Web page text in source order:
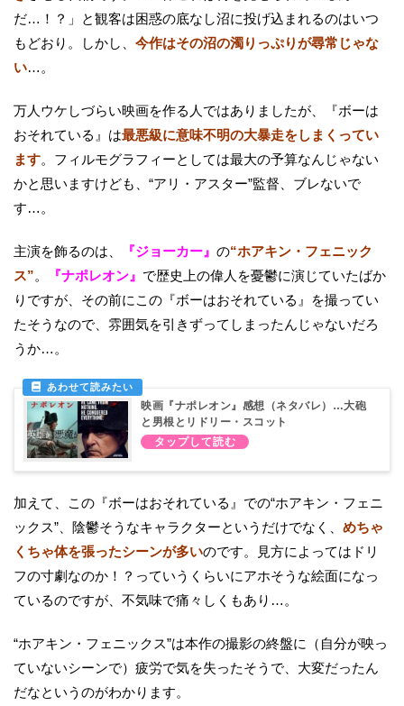
だ…！？」と観客は困惑の底なし沼に投げ込まれるのはいつ
もどおり。しかし、 今作はその沼の濁りっぷりが尋常じゃな
い…。
万人ウケしづらい映画を作る人ではありましたが、『ボーは
おそれている』は最悪級に意味不明の大暴走をしまくってい
ます。フィルモグラフィーとしては最大の予算なんじゃない
かと思いますけども、“アリ・アスター”監督、ブレないで
す…。
主演を飾るのは、 『ジョーカー』 の“ホアキン・フェニック
ス”。 『ナポレオン』 で歴史上の偉人を憂鬱に演じていたばか
りですが、その前にこの『ボーはおそれている』を撮ってい
たそうなので、雰囲気を引きずってしまったんじゃないだろ
うか…。
映画『ナポレオン』感想（ネタバレ）…大砲
と男根とリドリー・スコット
加えて、この『ボーはおそれている』での“ホアキン・フェニ
ックス”、陰鬱そうなキャラクターというだけでなく、 めちゃ
くちゃ体を張ったシーンが多いのです。見方によってはドリ
フの寸劇なのか！？っていうくらいにアホそうな絵面になっ
ているのですが、不気味で痛々しくもあり…。
“ホアキン・フェニックス”は本作の撮影の終盤に（自分が映っ
ていないシーンで）疲労で気を失ったそうで、大変だったん
だなというのがわかります。